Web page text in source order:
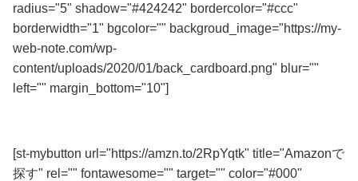
radius="5" shadow="#424242" bordercolor="#ccc"
borderwidth="1" bgcolor="" backgroud_image="https://my-
web-note.com/wp-
content/uploads/2020/01/back_cardboard.png" blur=""
left="" margin_bottom="10"]
[st-mybutton url="https://amzn.to/2RpYqtk" title="Amazonで
探す" rel="" fontawesome="" target="" color="#000"